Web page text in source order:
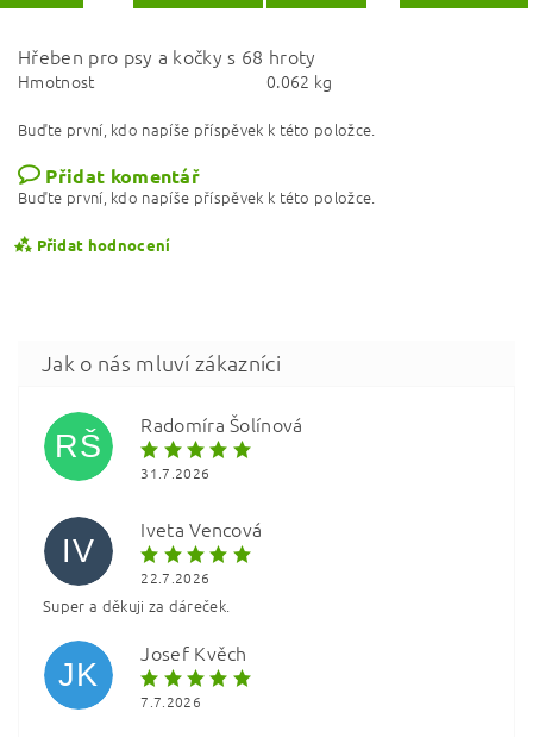
Hřeben pro psy a kočky s 68 hroty
Hmotnost 0.062 kg
Buďte první, kdo napíše příspěvek k této položce.
Přidat komentář
Buďte první, kdo napíše příspěvek k této položce.
Přidat hodnocení
Vložením hodnocení souhlasíte s
RŠ
Radomíra Šolínová
31.7.2026
IV
Iveta Vencová
22.7.2026
Super a děkuji za dáreček.
JK
Josef Kvěch
7.7.2026